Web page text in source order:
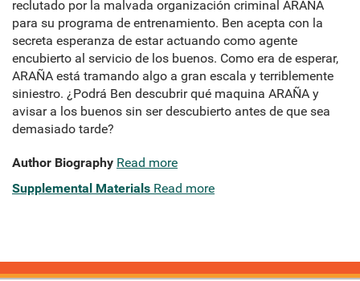
reclutado por la malvada organización criminal ARAÑA
para su programa de entrenamiento. Ben acepta con la
secreta esperanza de estar actuando como agente
encubierto al servicio de los buenos. Como era de esperar,
ARAÑA está tramando algo a gran escala y terriblemente
siniestro. ¿Podrá Ben descubrir qué maquina ARAÑA y
avisar a los buenos sin ser descubierto antes de que sea
demasiado tarde?
Author Biography Read more
Supplemental Materials Read more